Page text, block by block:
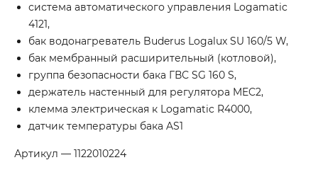
система автоматического управления Logamatic
4121,
бак водонагреватель Buderus Logalux SU 160/5 W,
бак мембранный расширительный (котловой),
группа безопасности бака ГВС SG 160 S,
держатель настенный для регулятора MEC2,
клемма электрическая к Logamatic R4000,
датчик температуры бака AS1
Артикул — 1122010224